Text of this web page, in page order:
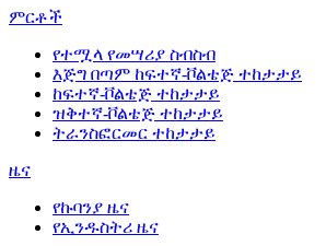
ምርቶች
የተሟላ የመሣሪያ ስብስብ
እጅግ በጣም ከፍተኛ-ቮልቴጅ ተከታታይ
ከፍተኛ-ቮልቴጅ ተከታታይ
ዝቅተኛ-ቮልቴጅ ተከታታይ
ትራንስፎርመር ተከታታይ
ዜና
የኩባንያ ዜና
የኢንዱስትሪ ዜና